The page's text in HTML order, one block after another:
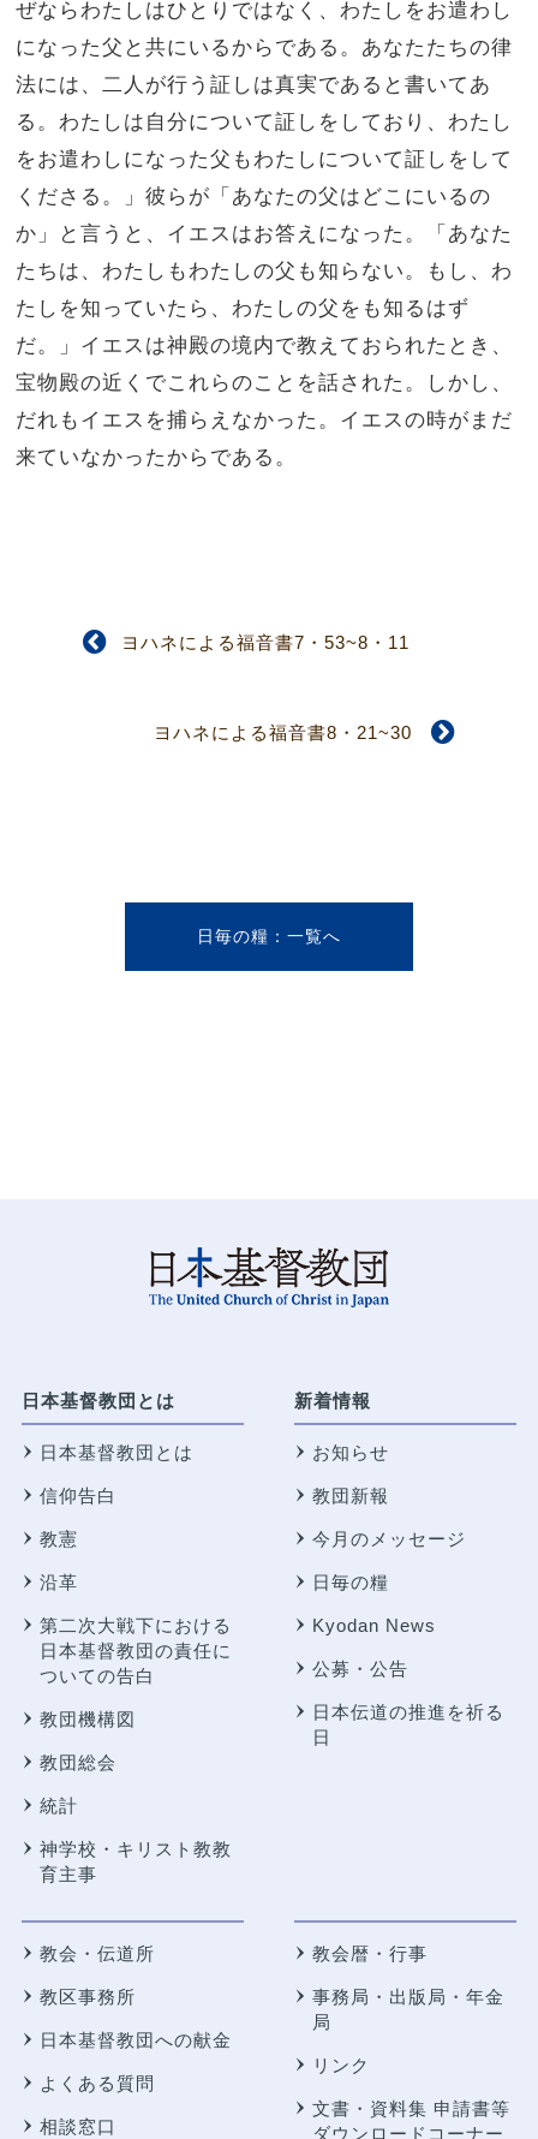
ぜならわたしはひとりではなく、わたしをお遣わし
になった父と共にいるからである。 あなたたちの律
法には、二人が行う証しは真実であると書いてあ
る。 わたしは自分について証しをしており、わたし
をお遣わしになった父もわたしについて証しをして
くださる。」彼らが「あなたの父はどこにいるの
か」と言うと、イエスはお答えになった。「あなた
たちは、わたしもわたしの父も知らない。もし、わ
たしを知っていたら、わたしの父をも知るはず
だ。」 イエスは神殿の境内で教えておられたとき、
宝物殿の近くでこれらのことを話された。しかし、
だれもイエスを捕らえなかった。イエスの時がまだ
来ていなかったからである。
ヨハネによる福音書7・53~8・11
ヨハネによる福音書8・21~30
日毎の糧
日本基督教団とは
日本基督教団とは
信仰告白
教憲
沿革
第二次大戦下における
日本基督教団の責任に
ついての告白
教団機構図
教団総会
統計
神学校・キリスト教教
育主事
新着情報
お知らせ
教団新報
今月のメッセージ
日毎の糧
Kyodan News
公募・公告
日本伝道の推進を祈る
日
教会・伝道所
教区事務所
日本基督教団への献金
よくある質問
相談窓口
教会暦・行事
事務局・出版局・年金
局
リンク
文書・資料集 申請書等
ダウンロードコーナー